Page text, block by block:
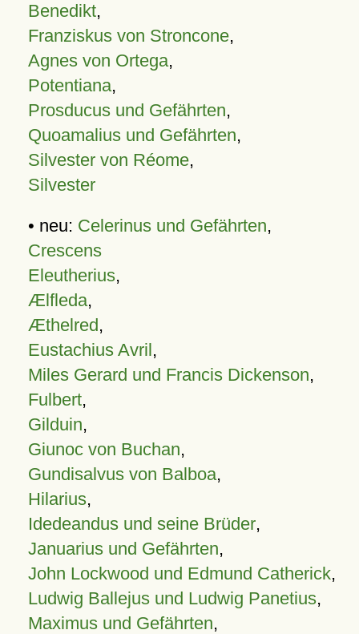
Benedikt,
Franziskus von Stroncone,
Agnes von Ortega,
Potentiana,
Prosducus und Gefährten,
Quoamalius und Gefährten,
Silvester von Réome,
Silvester
• neu: Celerinus und Gefährten,
Crescens
Eleutherius,
Ælfleda,
Æthelred,
Eustachius Avril,
Miles Gerard und Francis Dickenson,
Fulbert,
Gilduin,
Giunoc von Buchan,
Gundisalvus von Balboa,
Hilarius,
Idedeandus und seine Brüder,
Januarius und Gefährten,
John Lockwood und Edmund Catherick,
Ludwig Ballejus und Ludwig Panetius,
Maximus und Gefährten,